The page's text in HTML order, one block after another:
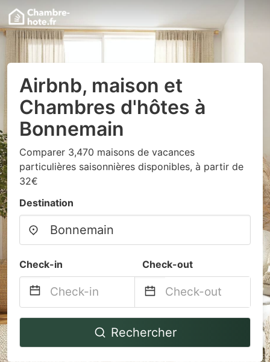
Airbnb, maison et
Chambres d'hôtes à
Bonnemain
Comparer 3,470 maisons de vacances
particulières saisonnières disponibles, à partir de
32€
Destination
Check-in Check-out
Navigate
to
Navigate
backward
to
Rechercher